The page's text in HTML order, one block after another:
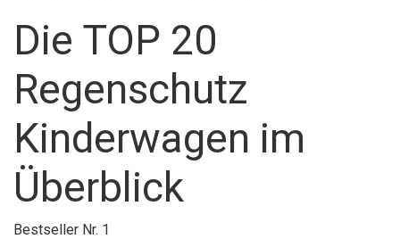
Die TOP 20
Regenschutz
Kinderwagen im
Überblick
Bestseller Nr. 1